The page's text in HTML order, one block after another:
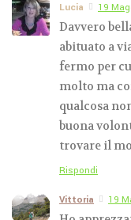
Lucia 19
Davvero
abituato a
fermo per
molto ma
qualcosa
buona
trovare il
Rispondi
Vittoria 19